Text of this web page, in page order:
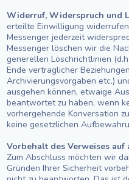
Widerruf, Widerspruch und
erteilte Einwilligung
Messenger jederzeit
Messenger löschen wir die
generellen Löschrichtlinien
Ende vertraglicher
Archivierungsvorgaben etc.)
ausgehen können, etwaige
beantwortet zu haben, wenn
vorhergehende Konversation
keine gesetzlichen
Vorbehalt des Verweises
Zum Abschluss möchten wir
Gründen Ihrer Sicherheit